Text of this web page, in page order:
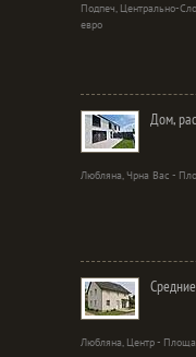
Подпеч, Центрально-
евро
Дом,
Любляна, Чрна Вас -
Любляна, Центр -